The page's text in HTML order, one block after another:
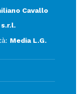
Cavallo
Media L.G.